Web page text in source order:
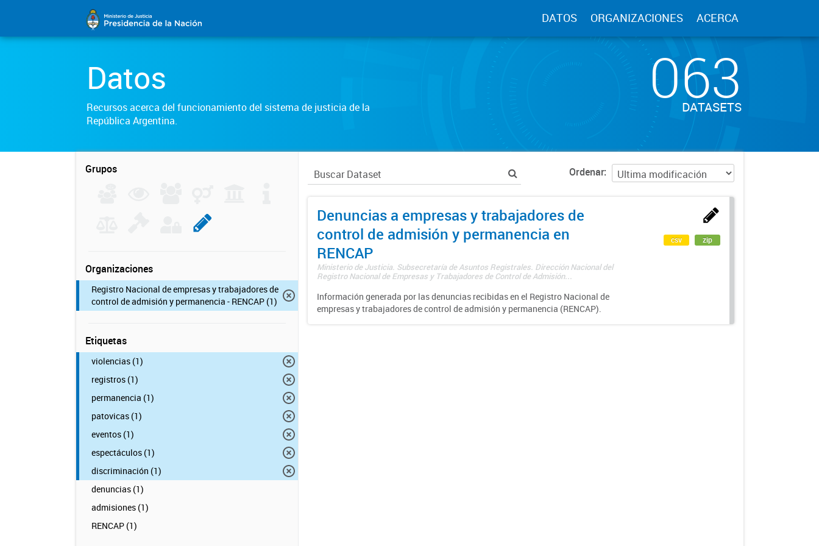
DATOS ORGANIZACIONES ACERCA
Datos
Recursos acerca del funcionamiento del sistema de justicia de la
República Argentina.
063
DATASETS
Grupos
Organizaciones
Registro Nacional de empresas y trabajadores de
control de admisión y permanencia - RENCAP (1)
Etiquetas
violencias (1)
registros (1)
permanencia (1)
patovicas (1)
eventos (1)
espectáculos (1)
discriminación (1)
denuncias (1)
admisiones (1)
RENCAP (1)
Ordenar
Denuncias a empresas y trabajadores de
control de admisión y permanencia en
RENCAP
Ministerio de Justicia. Subsecretaría de Asuntos Registrales. Dirección Nacional del
Registro Nacional de Empresas y Trabajadores de Control de Admisión...
Información generada por las denuncias recibidas en el Registro Nacional de
empresas y trabajadores de control de admisión y permanencia (RENCAP).
csv zip